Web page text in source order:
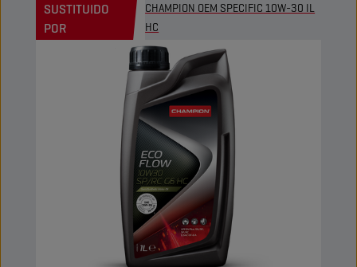
SUSTITUIDO
POR
CHAMPION OEM SPECIFIC 10W-30 IL
HC